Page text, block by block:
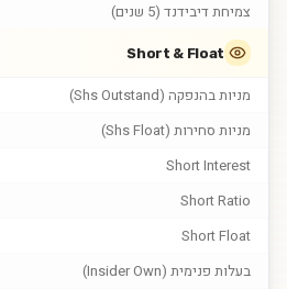
צמיחת דיבידנד (5 שנים)
Short & Float
מניות בהנפקה (Shs Outstand)
מניות סחירות (Shs Float)
Short Interest
Short Ratio
Short Float
בעלות פנימית (Insider Own)